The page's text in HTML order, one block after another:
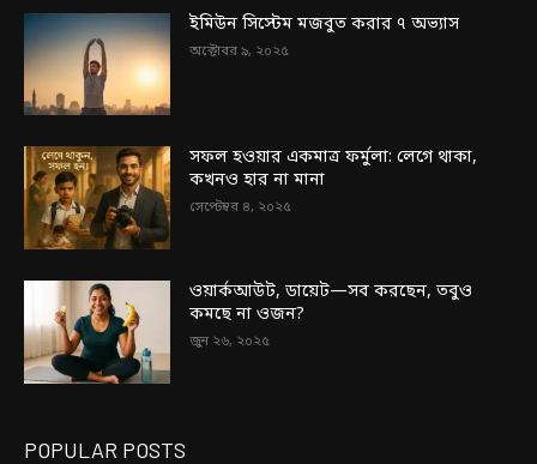
ইমিউন সিস্টেম মজবুত করার ৭ অভ্যাস
অক্টোবর ৯, ২০২৫
সফল হওয়ার একমাত্র ফর্মুলা: লেগে থাকা,
কখনও হার না মানা
সেপ্টেম্বর ৪, ২০২৫
ওয়ার্কআউট, ডায়েট—সব করছেন, তবুও
কমছে না ওজন?
জুন ২৬, ২০২৫
POPULAR POSTS